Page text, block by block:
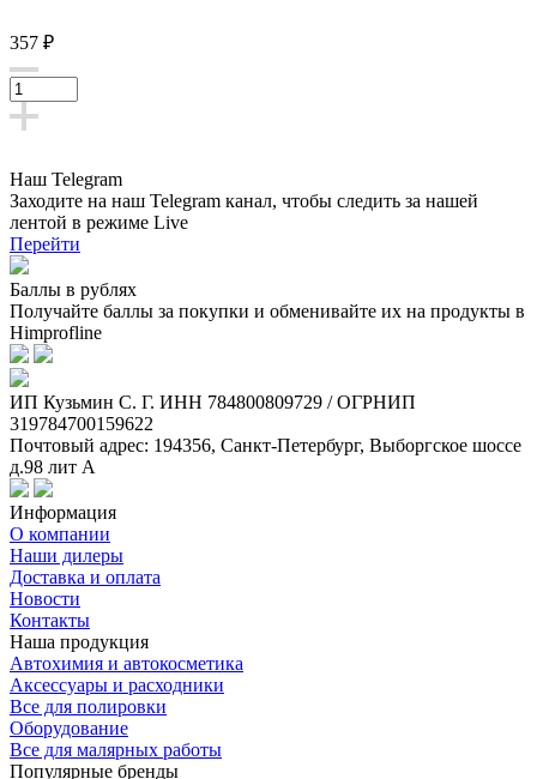
357 ₽
Наш Telegram
Заходите на наш Telegram канал, чтобы следить за нашей
лентой в режиме Live
Перейти
Баллы в рублях
Получайте баллы за покупки и обменивайте их на продукты в
Himprofline
ИП Кузьмин C. Г. ИНН 784800809729 / ОГРНИП
319784700159622
Почтовый адрес: 194356, Санкт-Петербург, Выборгское шоссе
д.98 лит А
Информация
О компании
Наши дилеры
Доставка и оплата
Новости
Контакты
Наша продукция
Автохимия и автокосметика
Аксессуары и расходники
Все для полировки
Оборудование
Все для малярных работы
Популярные бренды